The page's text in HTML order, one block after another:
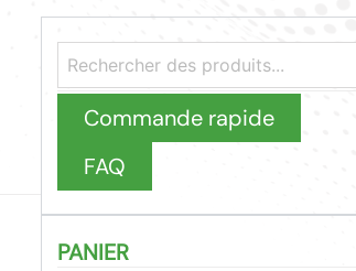
Commande rapide
FAQ
PANIER